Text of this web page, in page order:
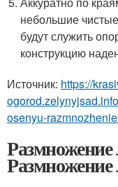
небольшие
будут служить
конструкцию
Источник: https://
osenyu-